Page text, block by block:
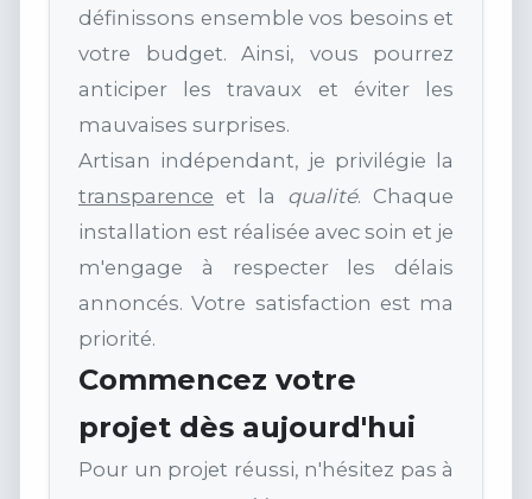
définissons ensemble vos besoins et
votre budget. Ainsi, vous pourrez
anticiper les travaux et éviter les
mauvaises surprises.
Artisan indépendant, je privilégie la
transparence et la qualité. Chaque
installation est réalisée avec soin et je
m'engage à respecter les délais
annoncés. Votre satisfaction est ma
priorité.
Commencez votre
projet dès aujourd'hui
Pour un projet réussi, n'hésitez pas à